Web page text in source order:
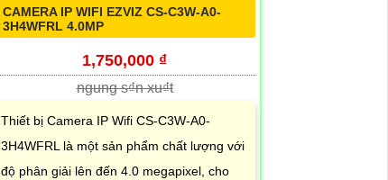
CAMERA IP WIFI EZVIZ CS-C3W-A0-
3H4WFRL 4.0MP
1,750,000 ₫
ngung s₫n xu₫t
Thiết bị Camera IP Wifi CS-C3W-A0-
3H4WFRL là một sản phẩm chất lượng với
độ phân giải lên đến 4.0 megapixel, cho